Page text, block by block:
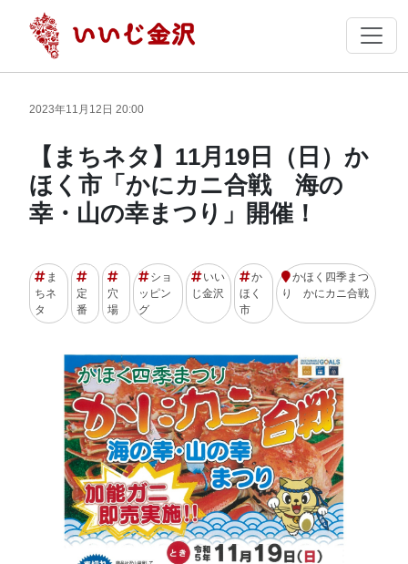
2023年11月12日 20:00
【まちネタ】11月19日（日）か
ほく市「かにカニ合戦 海の
幸・山の幸まつり」開催！
ま
ちネ
タ
定
番
穴
場
ショ
ッピン
グ
いい
じ金沢
か
ほく
市
かほく四季まつ
り かにカニ合戦